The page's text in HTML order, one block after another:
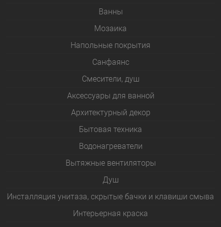
Bанны
Мозаика
Напольные покрытия
Санфаянс
Смесители, душ
Аксессуары для ванной
Архитектурный декор
Бытовая техника
Водонагреватели
Вытяжные вентиляторы
Душ
Инсталляция унитаза, скрытые бачки и клавиши смыва
Интерьерная краска